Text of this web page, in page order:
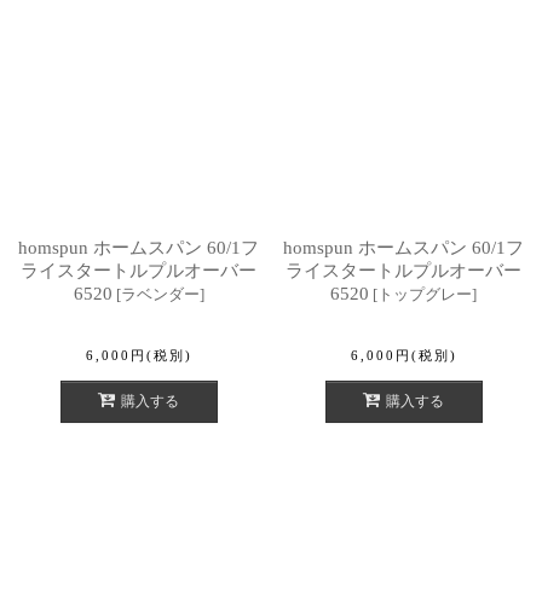
homspun ホームスパン 60/1フ
ライスタートルプルオーバー
6520 [ラベンダー]
6,000 円 (税別)
購入する
homspun ホームスパン 60/1フ
ライスタートルプルオーバー
6520 [ トップグレー]
6,000 円 (税別)
購入する